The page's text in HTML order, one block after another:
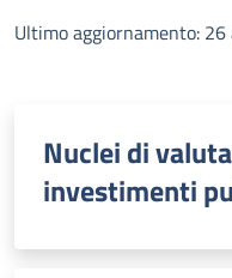
Ultimo aggiornamento:
Nuclei di
investimenti